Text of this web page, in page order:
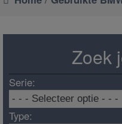
Zoek
Serie:
Type: